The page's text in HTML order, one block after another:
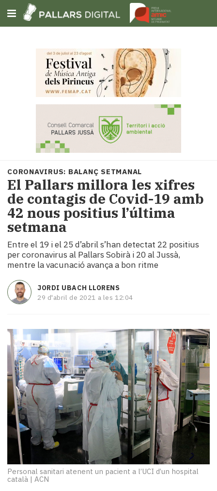
Subscriu-t'hi
Portada
Societat
Política
i
municipis
Economia
i
Cultura
Esports
Mai
tant!
TV
i
temps
Reportatges
Entrevistes
Enquestes
A
escena!
Dis
la
teva!
Subscriptors
La
newsletter
del
Pallars
CORONAVIRUS: BALANÇ SETMANAL
El Pallars millora les xifres
de contagis de Covid-19 amb
42 nous positius l’última
setmana
Entre el 19 i el 25 d’abril s’han detectat 22 positius
per coronavirus al Pallars Sobirà i 20 al Jussà,
mentre la vacunació avança a bon ritme
JORDI UBACH LLORENS
29 d'abril de 2021 a les 12:04
Personal sanitari atenent un pacient a l’UCI d’un hospital
català | ACN